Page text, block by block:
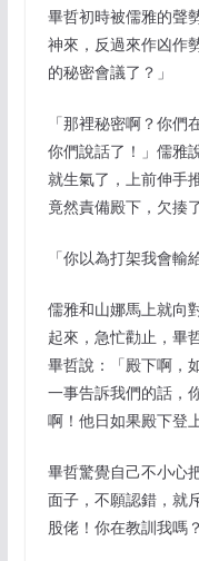
畢哲初時被儒雅的聲
神來，反過來作凶作
的秘密會議了？」
「那裡秘密啊？你
你們說話了！」儒雅
就生氣了，上前伸手
竟然責備殿下，欠揍
「你以為打架我會輸
儒雅和山娜馬上就向
起來，急忙勸止，畢
畢哲說：「殿下啊，
一事告訴我們的話，
啊！他日如果殿下登
畢哲驚覺自己不小心
面子，不願認錯，就
股佬！你在教訓我嗎？